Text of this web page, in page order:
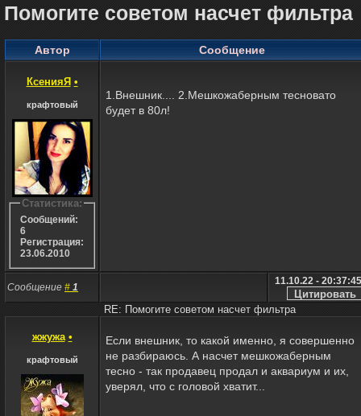
Помогите советом насчет фильтра
Автор Сообщение
КсенияЯ •
крафтовый
Статистика:
Сообщений:
6
Регистрация:
23.06.2010
1.Внешник.... 2.Мешкожаберным тесновато
будет в 80л!
Сообщение # 1
11.10.22 - 20:37:45
RE: Помогите советом насчет фильтра
жжужа •
крафтовый
Если внешник, то какой именно, я совершенно
не разбираюсь. А насчет мешкожаберным
тесно - так продавец продал и аквариум и их,
уверял, что с головой хватит...